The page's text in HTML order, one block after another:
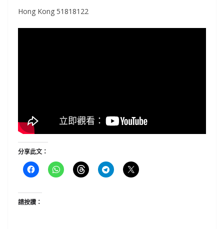
Hong Kong 51818122
分享此文：
請按讚：